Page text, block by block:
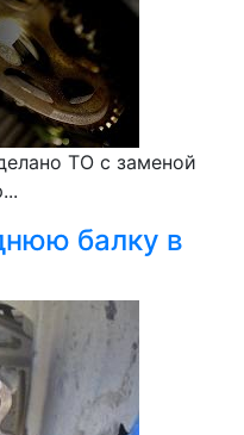
ТО с заменой
балку в